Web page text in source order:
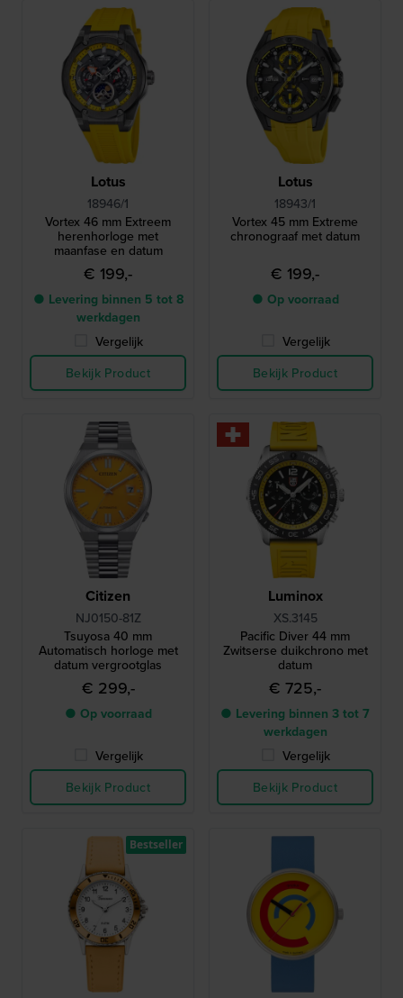
Lotus
18946/1
Vortex 46 mm Extreem
herenhorloge met
maanfase en datum
€ 199,-
● Levering binnen 5 tot 8
werkdagen
Vergelijk
Bekijk Product
Lotus
18943/1
Vortex 45 mm Extreme
chronograaf met datum
€ 199,-
● Op voorraad
Vergelijk
Bekijk Product
Citizen
NJ0150-81Z
Tsuyosa 40 mm
Automatisch horloge met
datum vergrootglas
€ 299,-
● Op voorraad
Vergelijk
Bekijk Product
Luminox
XS.3145
Pacific Diver 44 mm
Zwitserse duikchrono met
datum
€ 725,-
● Levering binnen 3 tot 7
werkdagen
Vergelijk
Bekijk Product
Bestseller